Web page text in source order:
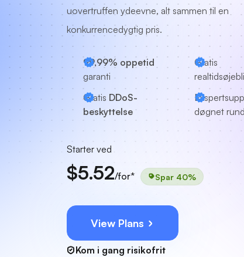
uovertruffen ydeevne, alt sammen til en
konkurrencedygtig pris.
99,99% oppetid
garanti
Gratis
Gratis DDoS-
beskyttelse
døgnet
Starter ved
$5.52/for* Spar 40%
View Plans
Kom i gang risikofrit